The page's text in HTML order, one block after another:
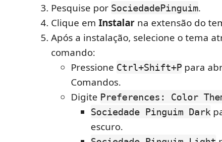
Pesquise por SociedadePinguim.
Clique em Instalar na extensão do
Após a instalação, selecione o tema
comando:
Pressione Ctrl+Shift+P para
Comandos.
Digite Preferences: Color
Sociedade Pinguim Dark
escuro.